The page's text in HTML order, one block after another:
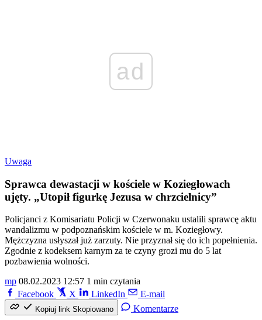
ad
Uwaga
Sprawca dewastacji w kościele w Koziegłowach
ujęty. „Utopił figurkę Jezusa w chrzcielnicy”
Policjanci z Komisariatu Policji w Czerwonaku ustalili sprawcę aktu
wandalizmu w podpoznańskim kościele w m. Koziegłowy.
Mężczyzna usłyszał już zarzuty. Nie przyznał się do ich popełnienia.
Zgodnie z kodeksem karnym za te czyny grozi mu do 5 lat
pozbawienia wolności.
mp 08.02.2023 12:57 1 min czytania
Facebook
X LinkedIn E-mail
Kopiuj link Skopiowano Komentarze